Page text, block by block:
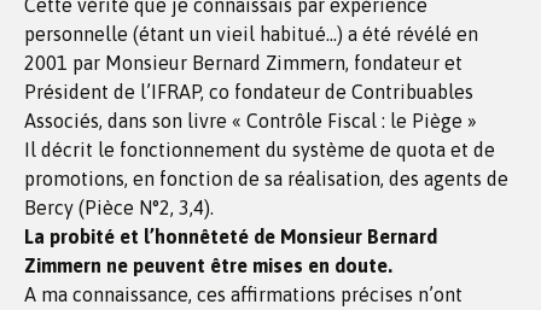
Cette vérité que je connaissais par expérience
personnelle (étant un vieil habitué…) a été révélé en
2001 par Monsieur Bernard Zimmern, fondateur et
Président de l’IFRAP, co fondateur de Contribuables
Associés, dans son livre « Contrôle Fiscal : le Piège »
Il décrit le fonctionnement du système de quota et de
promotions, en fonction de sa réalisation, des agents de
Bercy (Pièce N°2, 3,4).
La probité et l’honnêteté de Monsieur Bernard
Zimmern ne peuvent être mises en doute.
A ma connaissance, ces affirmations précises n’ont